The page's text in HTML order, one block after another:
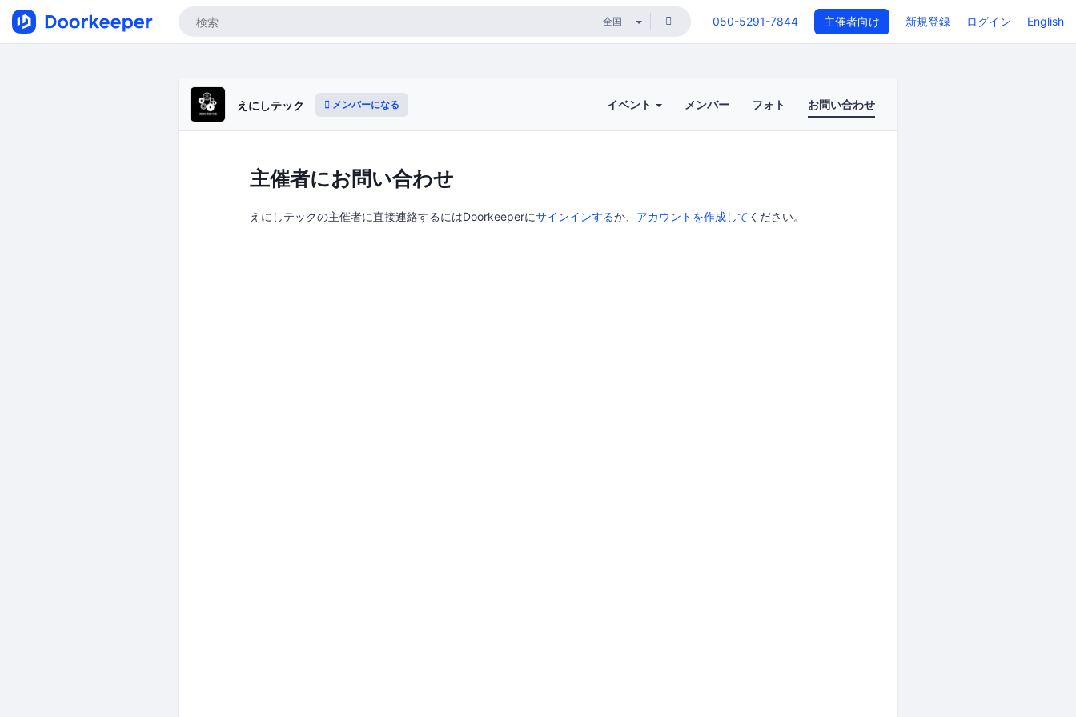
050-5291-7844 主催者向け 新規登録 ログイン English
えにしテック メンバーになる イベント メンバー フォト お問い合わせ
主催者にお問い合わせ
えにしテックの主催者に直接連絡するにはDoorkeeperにサインインするか、 アカウントを作成して ください。